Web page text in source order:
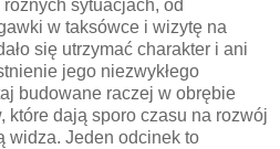
sytuacjach, od
w taksówce i wizytę na
się utrzymać charakter i ani
jego niezwykłego
budowane raczej w obrębie
które dają sporo czasu na rozwój
widza. Jeden odcinek to